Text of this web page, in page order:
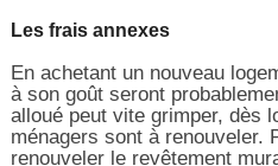
Les frais annexes
En achetant un nouveau
à son goût seront
alloué peut vite grimper, dès
ménagers sont à renouveler.
renouveler le revêtement